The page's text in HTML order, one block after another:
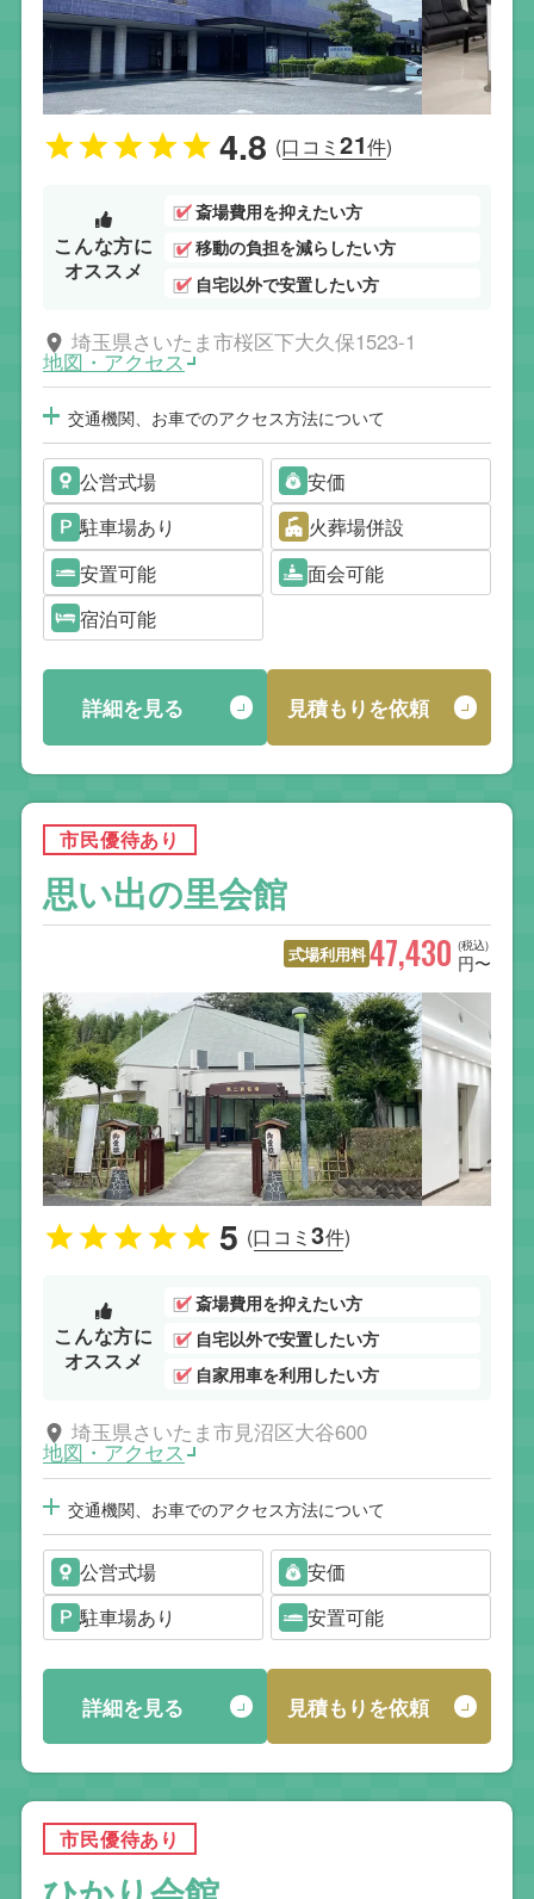
4.8 (口コミ21件)
こんな方に
オススメ
斎場費用を抑えたい方
移動の負担を減らしたい方
自宅以外で安置したい方
埼玉県さいたま市桜区下大久保1523-1
地図・アクセス
交通機関、お車でのアクセス方法について
公営式場
安価
駐車場あり
火葬場併設
安置可能
面会可能
宿泊可能
詳細を見る 見積もりを依頼
市民優待あり
思い出の里会館
式場利用料 (税込)
47,430 円〜
5 (口コミ3件)
こんな方に
オススメ
斎場費用を抑えたい方
自宅以外で安置したい方
自家用車を利用したい方
埼玉県さいたま市見沼区大谷600
地図・アクセス
交通機関、お車でのアクセス方法について
公営式場
安価
駐車場あり
安置可能
詳細を見る 見積もりを依頼
市民優待あり